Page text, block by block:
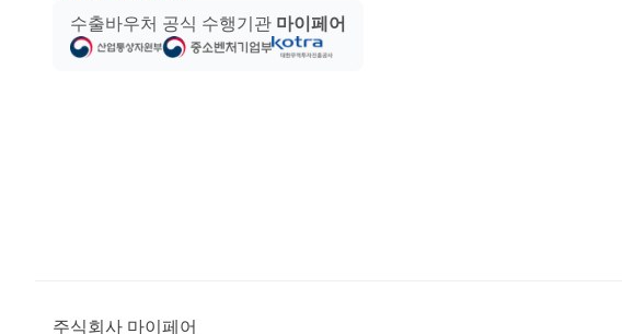
수출바우처 공식 수행기관 마이페어
주식회사 마이페어